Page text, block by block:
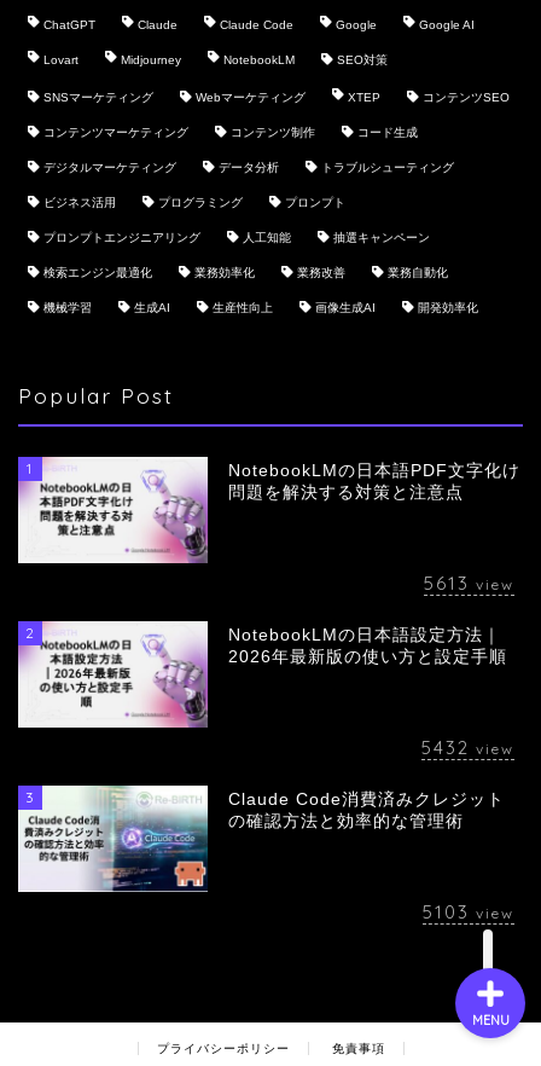
ChatGPT Claude Claude Code Google Google AI
Lovart Midjourney NotebookLM SEO対策
SNSマーケティング Webマーケティング XTEP コンテンツSEO
コンテンツマーケティング コンテンツ制作 コード生成
デジタルマーケティング データ分析 トラブルシューティング
ビジネス活用 プログラミング プロンプト
プロンプトエンジニアリング 人工知能 抽選キャンペーン
検索エンジン最適化 業務効率化 業務改善 業務自動化
機械学習 生成AI 生産性向上 画像生成AI 開発効率化
Popular Post
1
NotebookLMの日本語PDF文字化け
問題を解決する対策と注意点
5613 view
2
NotebookLMの日本語設定方法｜
2026年最新版の使い方と設定手順
5432 view
3
Claude Code消費済みクレジット
の確認方法と効率的な管理術
5103 view
プライバシーポリシー 免責事項
MENU
会社概要
採用情報